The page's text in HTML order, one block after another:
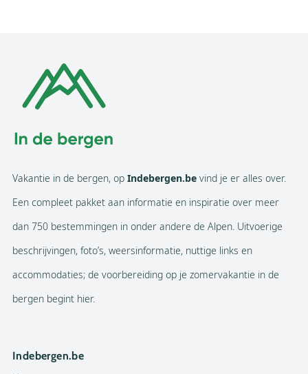
Vakantie in de bergen, op Indebergen.be vind je er alles over.
Een compleet pakket aan informatie en inspiratie over meer
dan 750 bestemmingen in onder andere de Alpen. Uitvoerige
beschrijvingen, foto’s, weersinformatie, nuttige links en
accommodaties; de voorbereiding op je zomervakantie in de
bergen begint hier.
Indebergen.be